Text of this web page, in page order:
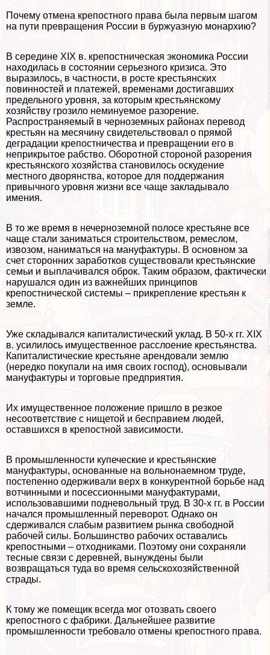
Почему отмена крепостного права была первым шагом
на пути превращения России в буржуазную монархию?
В середине XIX в. крепостническая экономика России
находилась в состоянии серьезного кризиса. Это
выразилось, в частности, в росте крестьянских
повинностей и платежей, временами достигавших
предельного уровня, за которым крестьянскому
хозяйству грозило неминуемое разорение.
Распространяемый в черноземных районах перевод
крестьян на мecячину свидетельствовал о прямой
деградации крепостничества и превращении его в
неприкрытое рабство. Оборотной стороной разорения
крестьянского хозяйства становилось оскудение
местного дворянства, которое для поддержания
привычного уровня жизни все чаще закладывало
имения.
В то же время в нечерноземной полосе крестьяне все
чаще стали заниматься строительством, ремеслом,
извозом, наниматься на мануфактуры. В основном за
счет сторонних заработков существовали крестьянские
семьи и выплачивался оброк. Таким образом, фактически
нарушался один из важнейших принципов
крепостнической системы – прикрепление крестьян к
земле.
Уже складывался капиталистический уклад. В 50-х гг. XIX
в. усилилось имущественное расслоение крестьянства.
Капиталистические крестьяне арендовали землю
(нередко покупали на имя своих господ), основывали
мануфактуры и торговые предприятия.
Их имущественное положение пришло в резкое
несоответствие с нищетой и бесправием людей,
оставшихся в крепостной зависимости.
В промышленности купеческие и крестьянские
мануфактуры, основанные на вольнонаемном труде,
постепенно одерживали верх в конкурентной борьбе над
вотчинными и посессионными мануфактурами,
использовавшими подневольный труд. В 30-х гг. в России
начался промышленный переворот. Однако он
сдерживался слабым развитием рынка свободной
рабочей силы. Большинство рабочих оставались
крепостными – отходниками. Поэтому они сохраняли
тесные связи с деревней, вынуждены были
возвращаться туда во время сельскохозяйственной
страды.
К тому же помещик всегда мог отозвать своего
крепостного с фабрики. Дальнейшее развитие
промышленности требовало отмены крепостного права.